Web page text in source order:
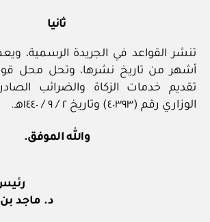
ثانيا
تنشر القواعد في الجريدة الرسمية،
أشهر من تاريخ نشرها، وتحل محل
تقديم خدمات الزكاة والضرائب
الوزاري رقم (٤٠٣٩٣) وتاريخ ٢ / ٩ / ١٤٤٠هـ.
والله الموفق.
د. ماجد